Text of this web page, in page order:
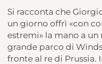
Si racconta che
un giorno offrì «con
estremi» la mano a
grande parco di
fronte al re di Prussia.